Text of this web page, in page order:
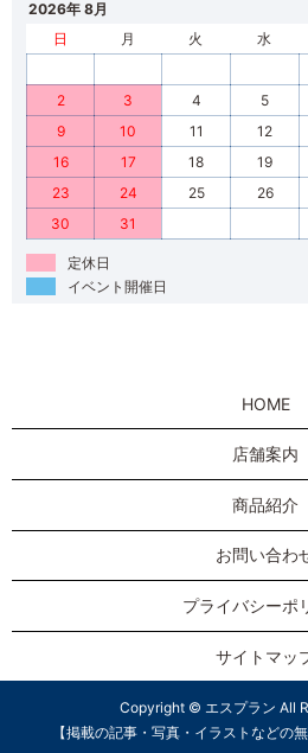
2026年 8月
日
月 火 水
2
3 4 5
9
10 11 12
16
17 18 19
23
24 25 26
30
31
定休日
イベント開催日
HOME
店舗案内
商品紹介
お問い合わ
プライバシーポ
サイトマッ
Copyright © エスプラン All
【掲載の記事・写真・イラストなどの